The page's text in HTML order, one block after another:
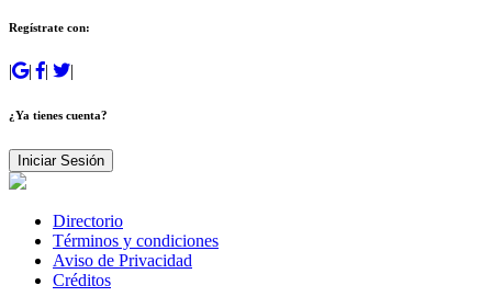
Regístrate con:
| | | |
¿Ya tienes cuenta?
Iniciar Sesión
Directorio
Términos y condiciones
Aviso de Privacidad
Créditos